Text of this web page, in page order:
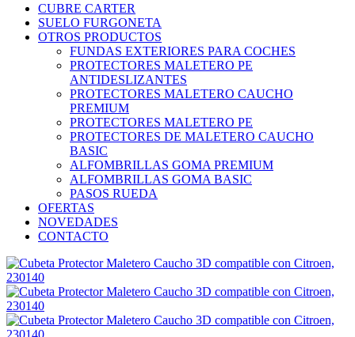
CUBRE CARTER
SUELO FURGONETA
OTROS PRODUCTOS
FUNDAS EXTERIORES PARA COCHES
PROTECTORES MALETERO PE
ANTIDESLIZANTES
PROTECTORES MALETERO CAUCHO
PREMIUM
PROTECTORES MALETERO PE
PROTECTORES DE MALETERO CAUCHO
BASIC
ALFOMBRILLAS GOMA PREMIUM
ALFOMBRILLAS GOMA BASIC
PASOS RUEDA
OFERTAS
NOVEDADES
CONTACTO